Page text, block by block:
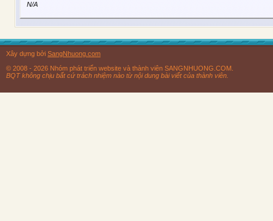
N/A
Xây dựng bởi SangNhuong.com
© 2008 - 2026 Nhóm phát triển website và thành viên SANGNHUONG.COM.
BQT không chịu bất cứ trách nhiệm nào từ nội dung bài viết của thành viên.